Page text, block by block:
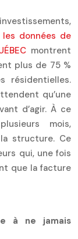
les données de
montrent
plus de 75 %
résidentielles.
qu’une
d’agir. À ce
mois,
structure. Ce
qui, une fois
que la facture
à ne jamais